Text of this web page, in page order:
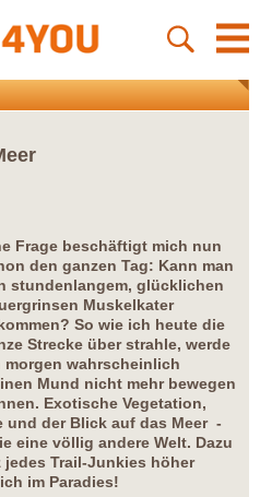
Frage beschäftigt mich nun
den ganzen Tag: Kann man
stundenlangem, glücklichen
Muskelkater
So wie ich heute die
Strecke über strahle, werde
morgen wahrscheinlich
Mund nicht mehr bewegen
Exotische Vegetation,
und der Blick auf das Meer -
eine völlig andere Welt. Dazu
jedes Trail-Junkies höher
im Paradies!